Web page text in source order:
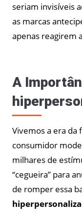
seriam invisíveis
as marcas
apenas reagirem
A
Vivemos a era da
consumidor
milhares de
“cegueira” para
de romper essa